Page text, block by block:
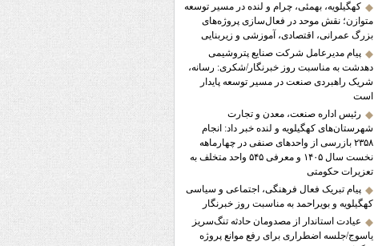
کهگیلویه، بهمئی، چرام و لنده در مسیر توسعه
متوازن؛ نقش موحد در فعال‌سازی پروژه‌های
بزرگ عمرانی، اقتصادی، آموزشی و زیربنایی
پیام مدیرعامل شرکت صنایع پتروشیمی
دهدشت به مناسبت روز خبرنگار/شکری: رسانه،
شریک راهبردی صنعت در مسیر توسعه پایدار
است
رئیس اداره صنعت، معدن و تجارت
شهرستان‌های کهگیلویه و لنده خبر داد: انجام
۲۳۵۸ بازرسی از واحدهای صنفی در چهارماهه
نخست سال ۱۴۰۵ و معرفی ۵۴۵ واحد متخلف به
تعزیرات حکومتی
پیام تبریک فعال فرهنگی، اجتماعی و سیاسی
کهگیلویه و بویراحمد به مناسبت روز خبرنگار
عیادت استاندار از مصدومان حادثه تنگ‌سریز
یاسوج/جلسه اضطراری برای رفع موانع پروژه